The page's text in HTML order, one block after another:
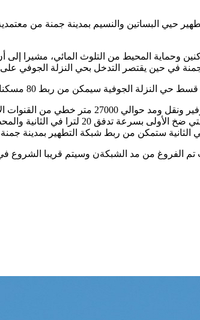
المحيط من التلوث المائي، مشيرا إلى
تم الفروغ من مد الشبكةن وسيتم قريبا